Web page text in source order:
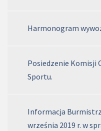
Harmonogram
Posiedzenie Komisji
Sportu.
Informacja
września 2019 r. w